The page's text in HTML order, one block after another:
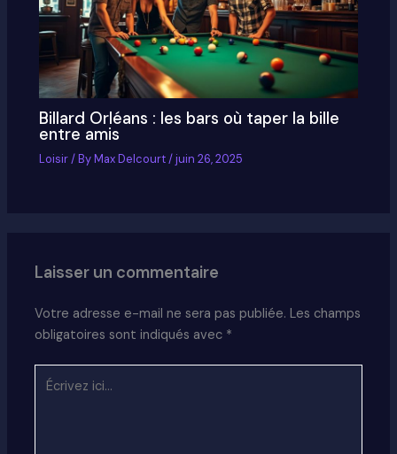
Billard Orléans : les bars où taper la bille
entre amis
Loisir/ ByMax Delcourt/juin 26, 2025
Laisser un commentaire
Votre adresse e-mail ne sera pas publiée. Les champs
obligatoires sont indiqués avec *
Écrivez
ici…